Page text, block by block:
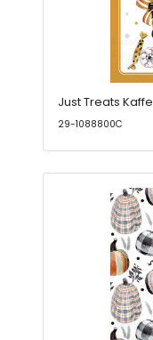
Just Treats Kaffe
29-1088800C